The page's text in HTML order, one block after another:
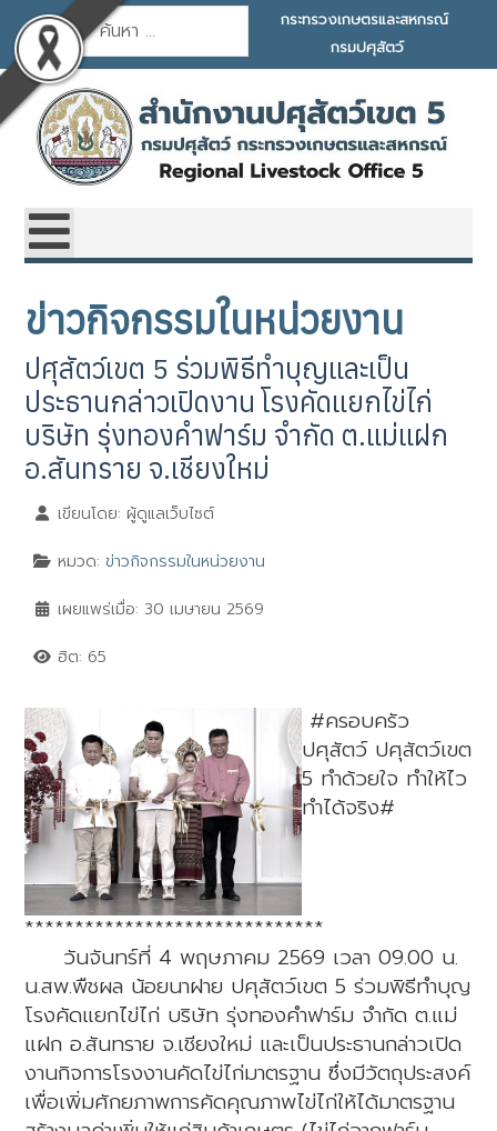
การค้นหา
กระทรวงเกษตรและสหกรณ์
กรมปศุสัตว์
ข่าวกิจกรรมในหน่วยงาน
ปศุสัตว์เขต 5 ร่วมพิธีทำบุญและเป็น
ประธานกล่าวเปิดงาน โรงคัดแยกไข่ไก่
บริษัท รุ่งทองคำฟาร์ม จำกัด ต.แม่แฝก
อ.สันทราย จ.เชียงใหม่
เขียนโดย: ผู้ดูแลเว็บไซต์
หมวด: ข่าวกิจกรรมในหน่วยงาน
เผยแพร่เมื่อ: 30 เมษายน 2569
ฮิต: 65
#ครอบครัว
ปศุสัตว์ ปศุสัตว์เขต
5 ทำด้วยใจ ทำให้ไว
ทำได้จริง#
******************************
วันจันทร์ที่ 4 พฤษภาคม 2569 เวลา 09.00 น.
น.สพ.พืชผล น้อยนาฝาย ปศุสัตว์เขต 5 ร่วมพิธีทำบุญ
โรงคัดแยกไข่ไก่ บริษัท รุ่งทองคำฟาร์ม จำกัด ต.แม่
แฝก อ.สันทราย จ.เชียงใหม่ และเป็นประธานกล่าวเปิด
งานกิจการโรงงานคัดไข่ไก่มาตรฐาน ซึ่งมีวัตถุประสงค์
เพื่อเพิ่มศักยภาพการคัดคุณภาพไข่ไก่ให้ได้มาตรฐาน